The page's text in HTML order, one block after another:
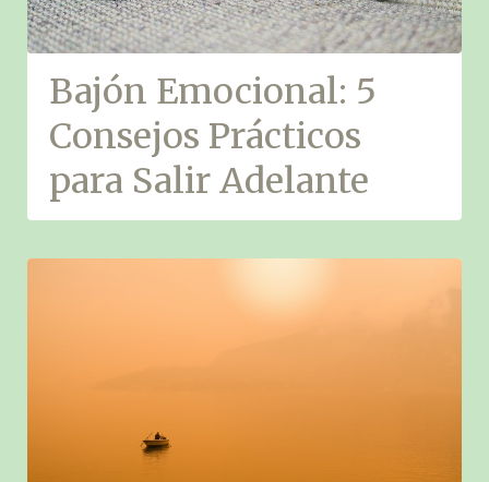
Bajón Emocional: 5
Consejos Prácticos
para Salir Adelante